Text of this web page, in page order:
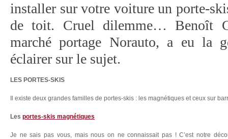
installer sur votre voiture un porte-
de toit. Cruel dilemme… Benoît
marché portage Norauto, a eu la
éclairer sur le sujet.
LES PORTES-SKIS
Il existe deux grandes familles de portes-skis : les magnétiques et ceux sur
Les portes-skis magnétiques
Je ne sais pas vous, mais nous on ne connaissait pas ! C’est notre